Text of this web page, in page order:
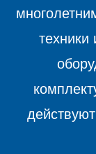
техники